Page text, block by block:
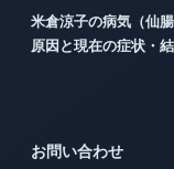
米倉涼子の病気（仙
原因と現在の症状・
お問い合わせ